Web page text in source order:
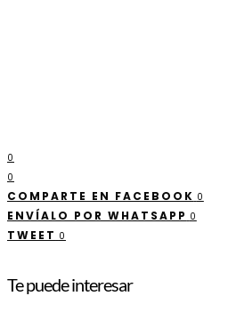
0
0
COMPARTE EN FACEBOOK 0
ENVÍALO POR WHATSAPP 0
TWEET 0
Te puede interesar